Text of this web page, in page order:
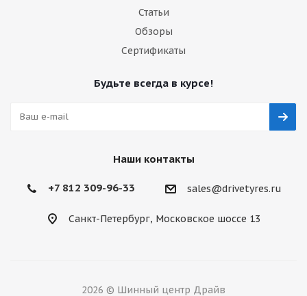
Статьи
Обзоры
Сертификаты
Будьте всегда в курсе!
Наши контакты
+7 812 309-96-33 sales@drivetyres.ru
Санкт-Петербург, Московское шоссе 13
2026 © Шинный центр Драйв